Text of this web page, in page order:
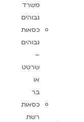
משרד
גבוהים
כסאות
גבוהים
–
שרטט
או
בר
כסאות
רשת